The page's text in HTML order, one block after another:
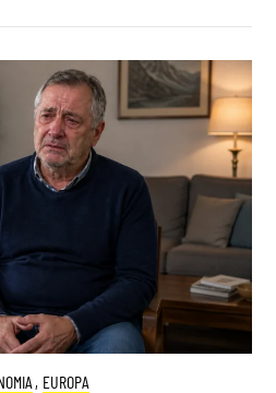
, EUROPA